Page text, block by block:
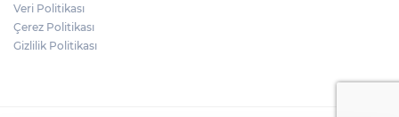
Veri Politikası
Çerez Politikası
Gizlilik Politikası